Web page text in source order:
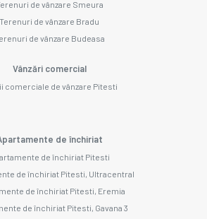
de vânzare Smeura
Terenuri de vânzare Bradu
de vânzare Budeasa
Vânzări comercial
comerciale de vânzare Pitesti
de închiriat
de închiriat Pitesti
de închiriat Pitesti, Ultracentral
de închiriat Pitesti, Eremia
de închiriat Pitesti, Gavana 3